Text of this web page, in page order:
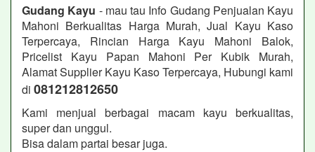
Gudang Kayu - mau tau Info Gudang Penjualan Kayu
Mahoni Berkualitas Harga Murah, Jual Kayu Kaso
Terpercaya, Rincian Harga Kayu Mahoni Balok,
Pricelist Kayu Papan Mahoni Per Kubik Murah,
Alamat Supplier Kayu Kaso Terpercaya, Hubungi kami
di 081212812650
Kami menjual berbagai macam kayu berkualitas,
super dan unggul.
Bisa dalam partai besar juga.